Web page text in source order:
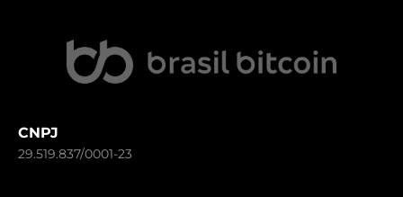
CNPJ
29.519.837/0001-23